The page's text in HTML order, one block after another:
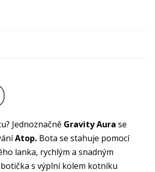
Jednoznačně Gravity Aura se
Atop. Bota se stahuje pomocí
lanka, rychlým a snadným
s výplní kolem kotníku